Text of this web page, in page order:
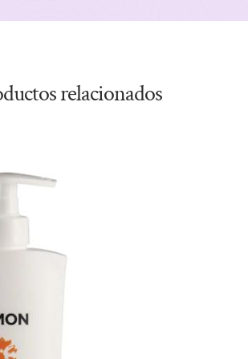
relacionados